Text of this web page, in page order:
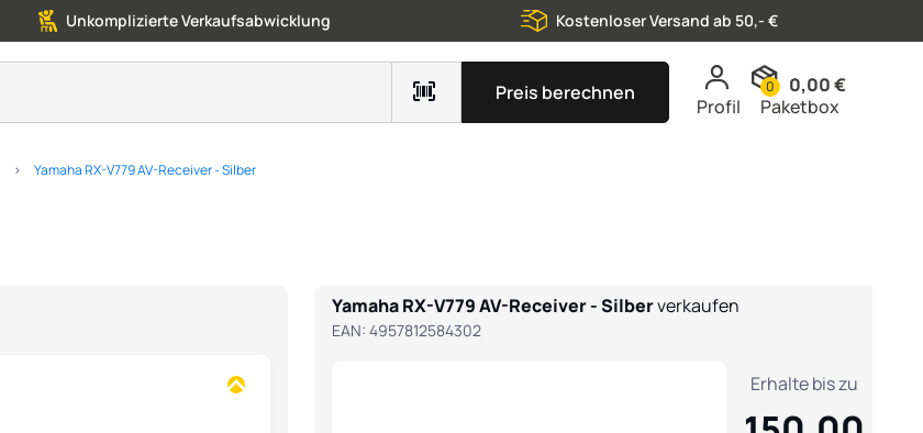
Unkomplizierte Verkaufsabwicklung Kostenloser Versand ab 50,- €
Preis berechnen
Profil
0
0,00 €
Paketbox
Yamaha RX-V779 AV-Receiver - Silber
Yamaha RX-V779 AV-Receiver - Silberverkaufen
EAN: 4957812584302
Erhalte bis zu